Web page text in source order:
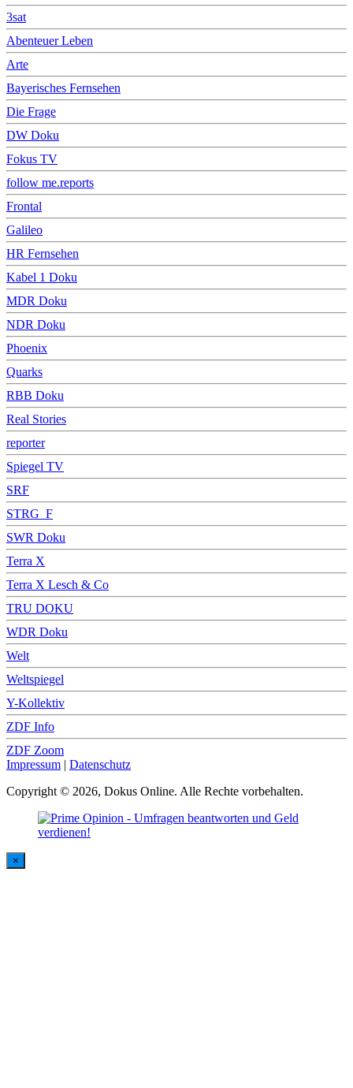
3sat
Abenteuer Leben
Arte
Bayerisches Fernsehen
Die Frage
DW Doku
Fokus TV
follow me.reports
Frontal
Galileo
HR Fernsehen
Kabel 1 Doku
MDR Doku
NDR Doku
Phoenix
Quarks
RBB Doku
Real Stories
reporter
Spiegel TV
SRF
STRG_F
SWR Doku
Terra X
Terra X Lesch & Co
TRU DOKU
WDR Doku
Welt
Weltspiegel
Y-Kollektiv
ZDF Info
ZDF Zoom
Impressum | Datenschutz
Copyright © 2026, Dokus Online. Alle Rechte vorbehalten.
×